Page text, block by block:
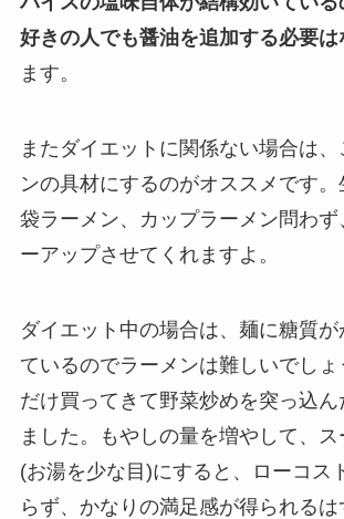
好きの人でも醤油を追加する必要は
ます。
またダイエットに関係ない場合は、
ンの具材にするのがオススメです。
袋ラーメン、カップラーメン問わず
ーアップさせてくれますよ。
ダイエット中の場合は、麺に糖質
ているのでラーメンは難しいでし
だけ買ってきて野菜炒めを突っ込ん
ました。もやしの量を増やして、
(お湯を少な目)にすると、ローコス
らず、かなりの満足感が得られるは